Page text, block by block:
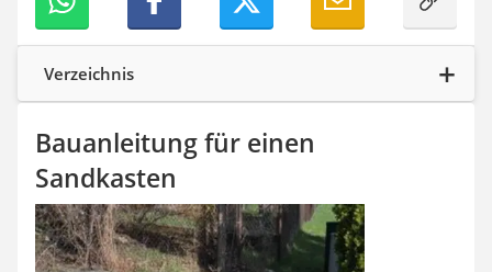
Thermokanne
Elektrische Pfeffermühle
Waschsauger
Geflügelschere
Ferngesteuertes Auto
Beheizbare Handschuhe
Verzeichnis
Bauanleitung für einen
Sandkasten